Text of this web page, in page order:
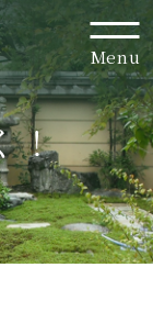
Menu
！